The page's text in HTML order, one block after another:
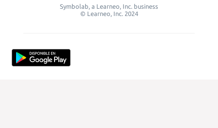
Symbolab, a Learneo, Inc. business
© Learneo, Inc. 2024